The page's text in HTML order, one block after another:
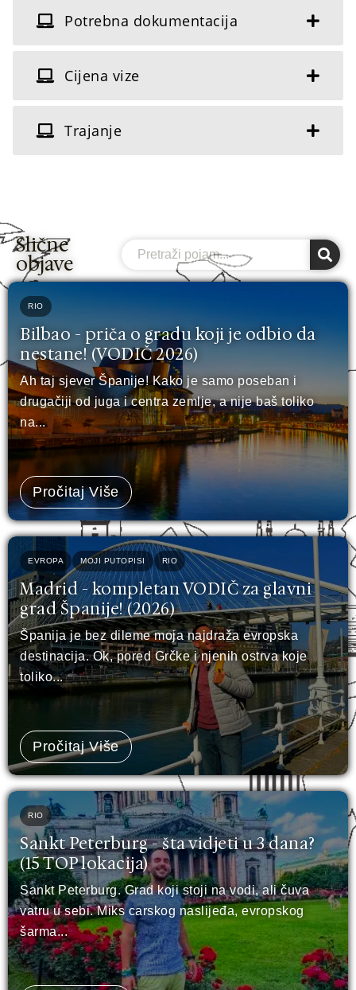
Potrebna dokumentacija
Cijena vize
Trajanje
Slične
objave
Search
RIO
Bilbao - priča o gradu koji je odbio da
nestane! (VODIČ 2026)
Ah taj sjever Španije! Kako je samo poseban i
drugačiji od juga i centra zemlje, a nije baš toliko
na...
Pročitaj Više
EVROPA MOJI PUTOPISI RIO
Madrid - kompletan VODIČ za glavni
grad Španije! (2026)
Španija je bez dileme moja najdraža evropska
destinacija. Ok, pored Grčke i njenih ostrva koje
toliko...
Pročitaj Više
RIO
Sankt Peterburg - šta vidjeti u 3 dana?
(15 TOP lokacija)
Sankt Peterburg. Grad koji stoji na vodi, ali čuva
vatru u sebi. Miks carskog naslijeđa, evropskog
šarma...